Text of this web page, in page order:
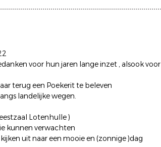
voor hun jaren lange inzet , alsook voor
terug een Poekerit te beleven
landelijke wegen.
Lotenhulle )
kunnen verwachten
uit naar een mooie en (zonnige )dag